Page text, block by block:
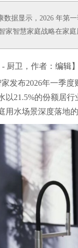
数据显示，2026 年第
家智慧家庭战略在家庭
厨卫，作者： 编辑】
发布2026年一季
以21.5%的份额居
用水场景深度落地的